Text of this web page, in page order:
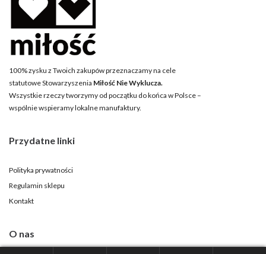
100% zysku z Twoich zakupów przeznaczamy na cele
statutowe Stowarzyszenia Miłość Nie Wyklucza.
Wszystkie rzeczy tworzymy od początku do końca w Polsce –
wspólnie wspieramy lokalne manufaktury.
Przydatne linki
Polityka prywatności
Regulamin sklepu
Kontakt
O nas